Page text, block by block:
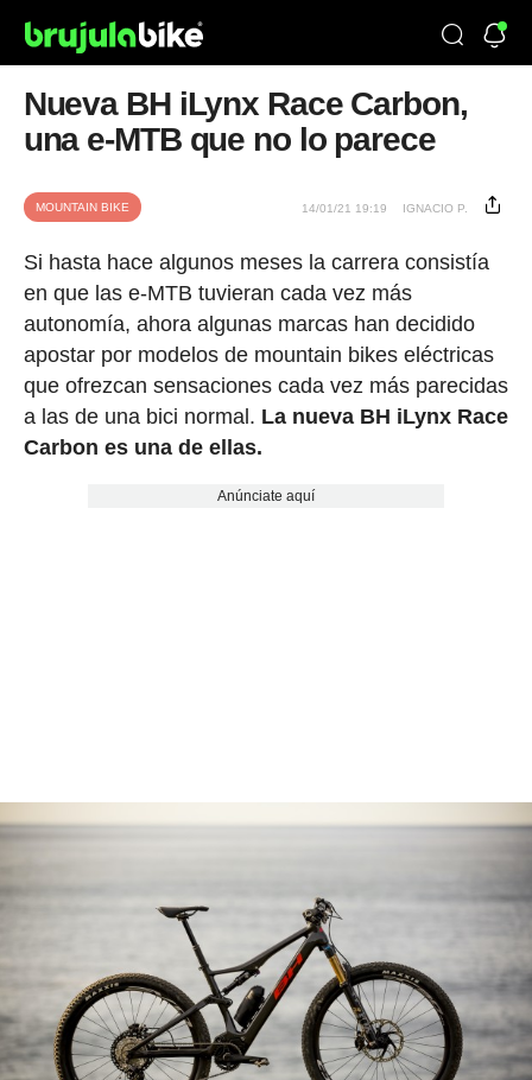
Nueva BH iLynx Race Carbon,
una e-MTB que no lo parece
MOUNTAIN BIKE 14/01/21 19:19 IGNACIO P.
Si hasta hace algunos meses la carrera consistía
en que las e-MTB tuvieran cada vez más
autonomía, ahora algunas marcas han decidido
apostar por modelos de mountain bikes eléctricas
que ofrezcan sensaciones cada vez más parecidas
a las de una bici normal. La nueva BH iLynx Race
Carbon es una de ellas.
Anúnciate aquí